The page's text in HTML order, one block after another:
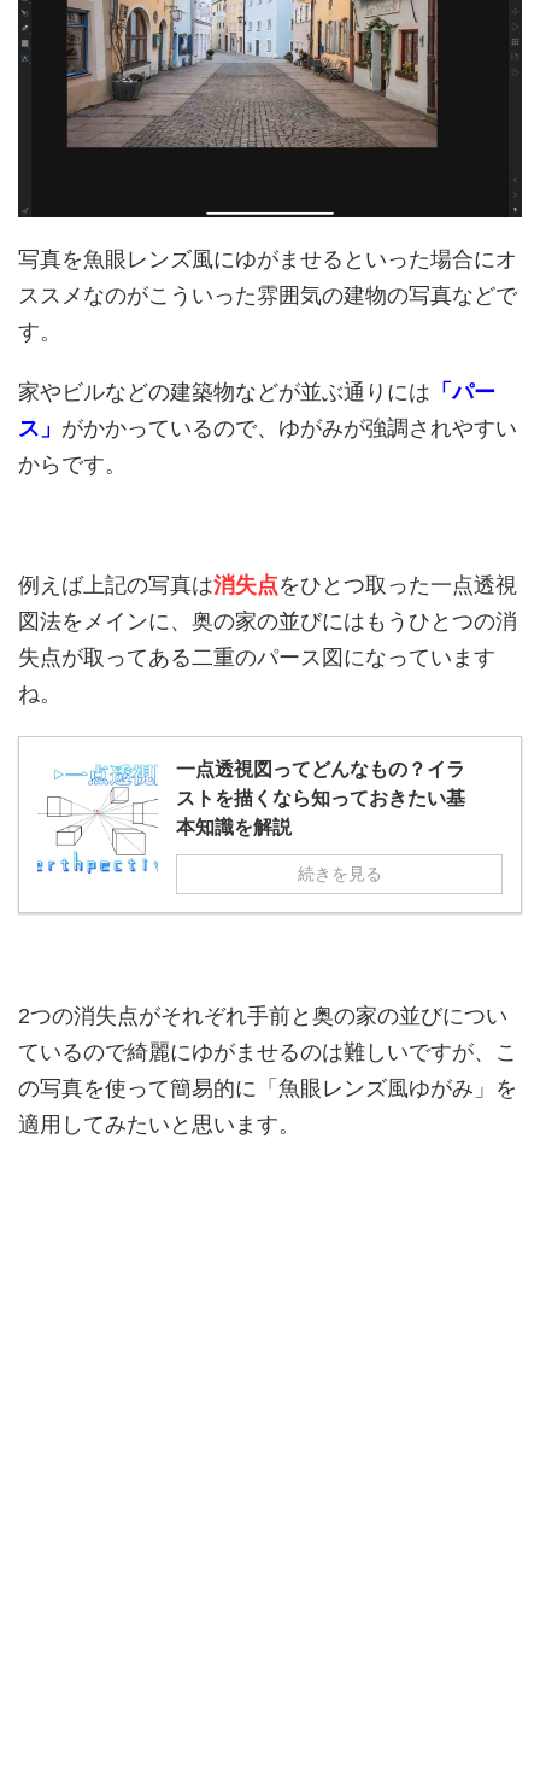
写真を魚眼レンズ風にゆがませるといった場合にオ
ススメなのがこういった雰囲気の建物の写真などで
す。
家やビルなどの建築物などが並ぶ通りには 「パー
ス」 がかかっているので、ゆがみが強調されやすい
からです。
例えば上記の写真は消失点をひとつ取った一点透視
図法をメインに、奥の家の並びにはもうひとつの消
失点が取ってある二重のパース図になっています
ね。
一点透視図ってどんなもの？イラ
ストを描くなら知っておきたい基
本知識を解説
続きを見る
2つの消失点がそれぞれ手前と奥の家の並びについ
ているので綺麗にゆがませるのは難しいですが、こ
の写真を使って簡易的に「魚眼レンズ風ゆがみ」を
適用してみたいと思います。